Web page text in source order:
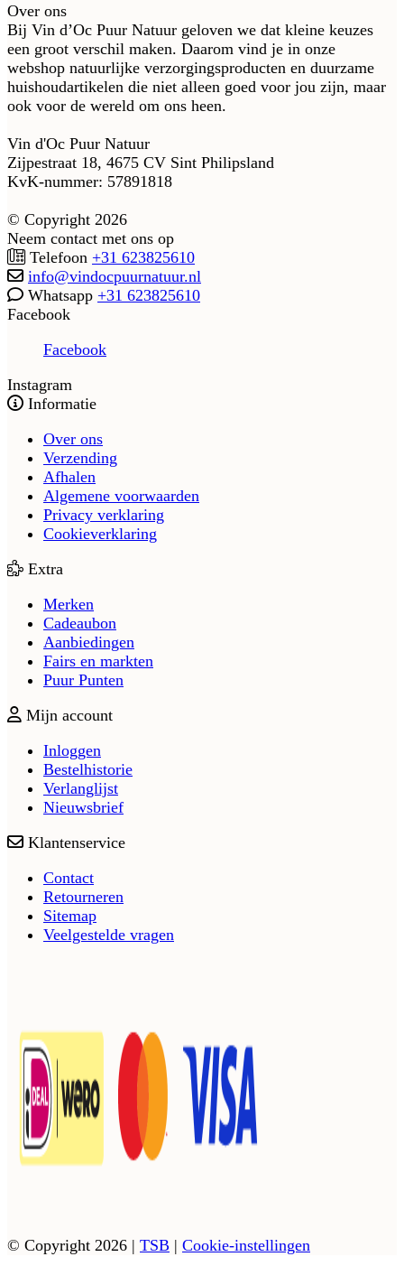
Over ons
Bij Vin d’Oc Puur Natuur geloven we dat kleine keuzes
een groot verschil maken. Daarom vind je in onze
webshop natuurlijke verzorgingsproducten en duurzame
huishoudartikelen die niet alleen goed voor jou zijn, maar
ook voor de wereld om ons heen.
Vin d'Oc Puur Natuur
Zijpestraat 18, 4675 CV Sint Philipsland
KvK-nummer: 57891818
© Copyright 2026
Neem contact met ons op
Telefoon +31 623825610
info@vindocpuurnatuur.nl
Whatsapp +31 623825610
Facebook
Facebook
Instagram
Informatie
Over ons
Verzending
Afhalen
Algemene voorwaarden
Privacy verklaring
Cookieverklaring
Extra
Merken
Cadeaubon
Aanbiedingen
Fairs en markten
Puur Punten
Mijn account
Inloggen
Bestelhistorie
Verlanglijst
Nieuwsbrief
Klantenservice
Contact
Retourneren
Sitemap
Veelgestelde vragen
© Copyright 2026 | TSB | Cookie-instellingen